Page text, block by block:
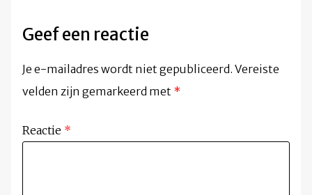
Geef een reactie
Je e-mailadres wordt niet gepubliceerd. Vereiste
velden zijn gemarkeerd met *
Reactie *